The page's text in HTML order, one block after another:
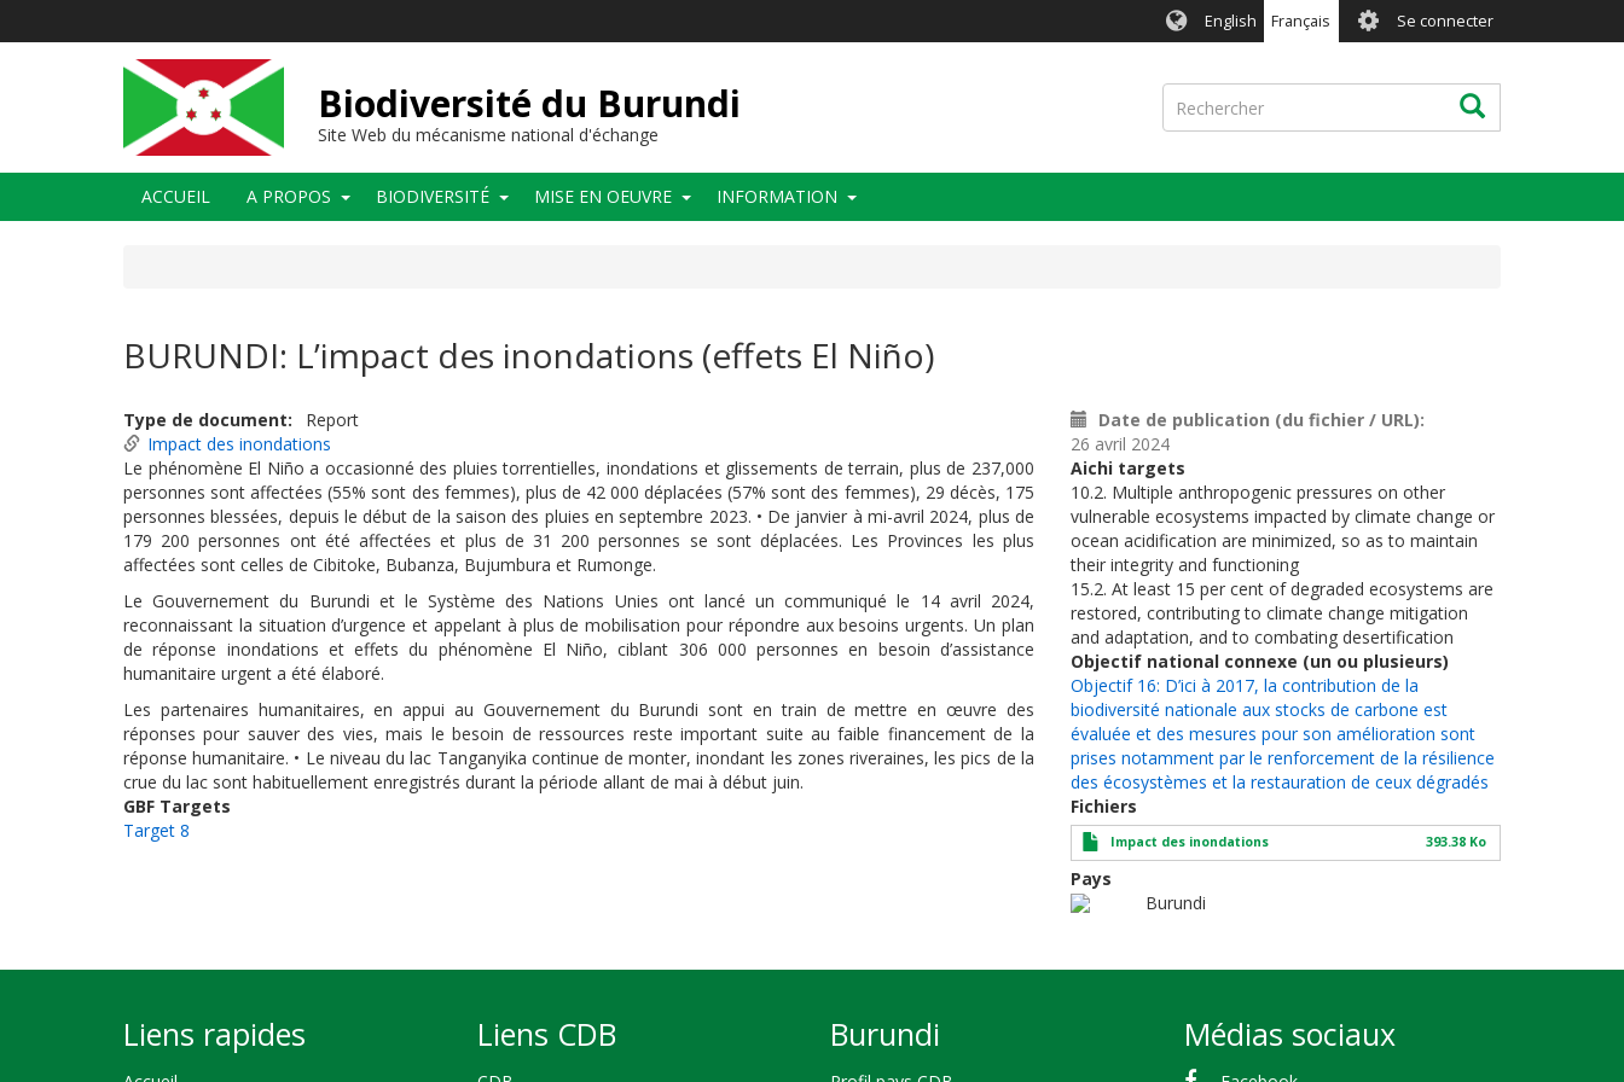
English Français User
account
menu
Se connecter
Biodiversité du Burundi
Site Web du mécanisme national d'échange
Rechercher Rechercher
Main
navigation
ACCUEIL A PROPOS BIODIVERSITÉ MISE EN OEUVRE INFORMATION
BURUNDI: L’impact des inondations (effets El Niño)
Type de document
Report
Impact des inondations
Le phénomène El Niño a occasionné des pluies torrentielles, inondations et glissements de terrain, plus de 237,000
personnes sont affectées (55% sont des femmes), plus de 42 000 déplacées (57% sont des femmes), 29 décès, 175
personnes blessées, depuis le début de la saison des pluies en septembre 2023. • De janvier à mi-avril 2024, plus de
179 200 personnes ont été affectées et plus de 31 200 personnes se sont déplacées. Les Provinces les plus
affectées sont celles de Cibitoke, Bubanza, Bujumbura et Rumonge.
Le Gouvernement du Burundi et le Système des Nations Unies ont lancé un communiqué le 14 avril 2024,
reconnaissant la situation d’urgence et appelant à plus de mobilisation pour répondre aux besoins urgents. Un plan
de réponse inondations et effets du phénomène El Niño, ciblant 306 000 personnes en besoin d’assistance
humanitaire urgent a été élaboré.
Les partenaires humanitaires, en appui au Gouvernement du Burundi sont en train de mettre en œuvre des
réponses pour sauver des vies, mais le besoin de ressources reste important suite au faible financement de la
réponse humanitaire. • Le niveau du lac Tanganyika continue de monter, inondant les zones riveraines, les pics de la
crue du lac sont habituellement enregistrés durant la période allant de mai à début juin.
GBF Targets
Target 8
Date de publication (du fichier / URL)
26 avril 2024
Aichi targets
10.2. Multiple anthropogenic pressures on other
vulnerable ecosystems impacted by climate change or
ocean acidification are minimized, so as to maintain
their integrity and functioning
15.2. At least 15 per cent of degraded ecosystems are
restored, contributing to climate change mitigation
and adaptation, and to combating desertification
Objectif national connexe (un ou plusieurs)
Objectif 16: D’ici à 2017, la contribution de la
biodiversité nationale aux stocks de carbone est
évaluée et des mesures pour son amélioration sont
prises notamment par le renforcement de la résilience
des écosystèmes et la restauration de ceux dégradés
Fichiers
Impact des inondations 393.38 Ko
Pays
Burundi
Liens rapides Liens CDB Burundi Médias sociaux